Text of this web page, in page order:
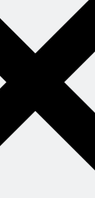
Есть
блюда.
В тексте